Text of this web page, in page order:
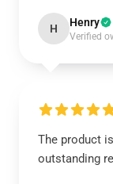
H Henry
Verified
The product
outstanding